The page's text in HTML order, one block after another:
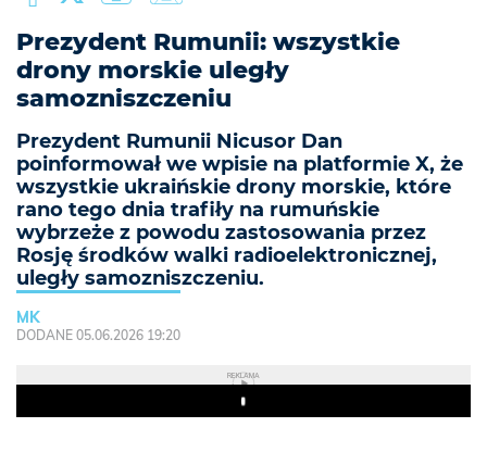
Prezydent Rumunii: wszystkie
drony morskie uległy
samozniszczeniu
Prezydent Rumunii Nicusor Dan
poinformował we wpisie na platformie X, że
wszystkie ukraińskie drony morskie, które
rano tego dnia trafiły na rumuńskie
wybrzeże z powodu zastosowania przez
Rosję środków walki radioelektronicznej,
uległy samozniszczeniu.
MK
DODANE 05.06.2026 19:20
REKLAMA
Play